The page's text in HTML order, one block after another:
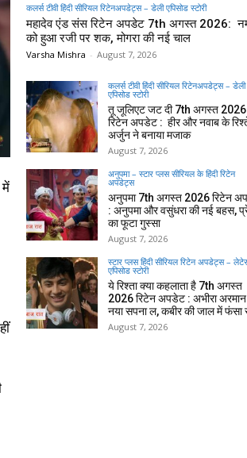
में
कलर्स टीवी हिंदी सीरियल रिटेनअपडेट्स – डेली एपिसोड स्टोरी
महादेव एंड संस रिटेन अपडेट 7th अगस्त 2026:
को हुआ रजी पर शक, मोगरा की नई चाल
Varsha Mishra - August 7, 2026
कलर्स टीवी हिंदी सीरियल रिटेनअपडेट्स – डेली
एपिसोड स्टोरी
तू जूलिएट जट दी 7th अगस्त 2026
रिटेन अपडेट : हीर और नवाब के
अर्जुन ने बनाया मजाक
August 7, 2026
अनुपमा – स्टार प्लस सीरियल के हिंदी रिटेन
अपडेट्स
अनुपमा 7th अगस्त 2026 रिटेन
: अनुपमा और वसुंधरा की नई बहस,
का फूटा गुस्सा
August 7, 2026
स्टार प्लस हिंदी सीरियल रिटेन अपडेट्स –
एपिसोड स्टोरी
ये रिश्ता क्या कहलाता है 7th अगस्त
2026 रिटेन अपडेट : अभीरा
नया सपना ल, कबीर की जाल में फंसा
August 7, 2026